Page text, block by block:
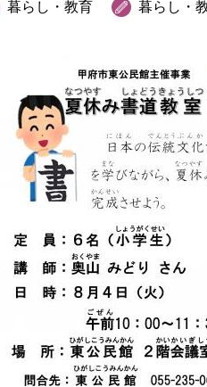
暮らし・教育 暮らし・